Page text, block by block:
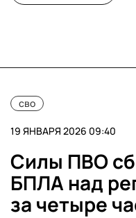
сво
19 ЯНВАРЯ 2026 09:40
Силы ПВО
БПЛА над
за четыре